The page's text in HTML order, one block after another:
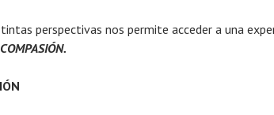
perspectivas nos permite acceder a una
COMPASIÓN.